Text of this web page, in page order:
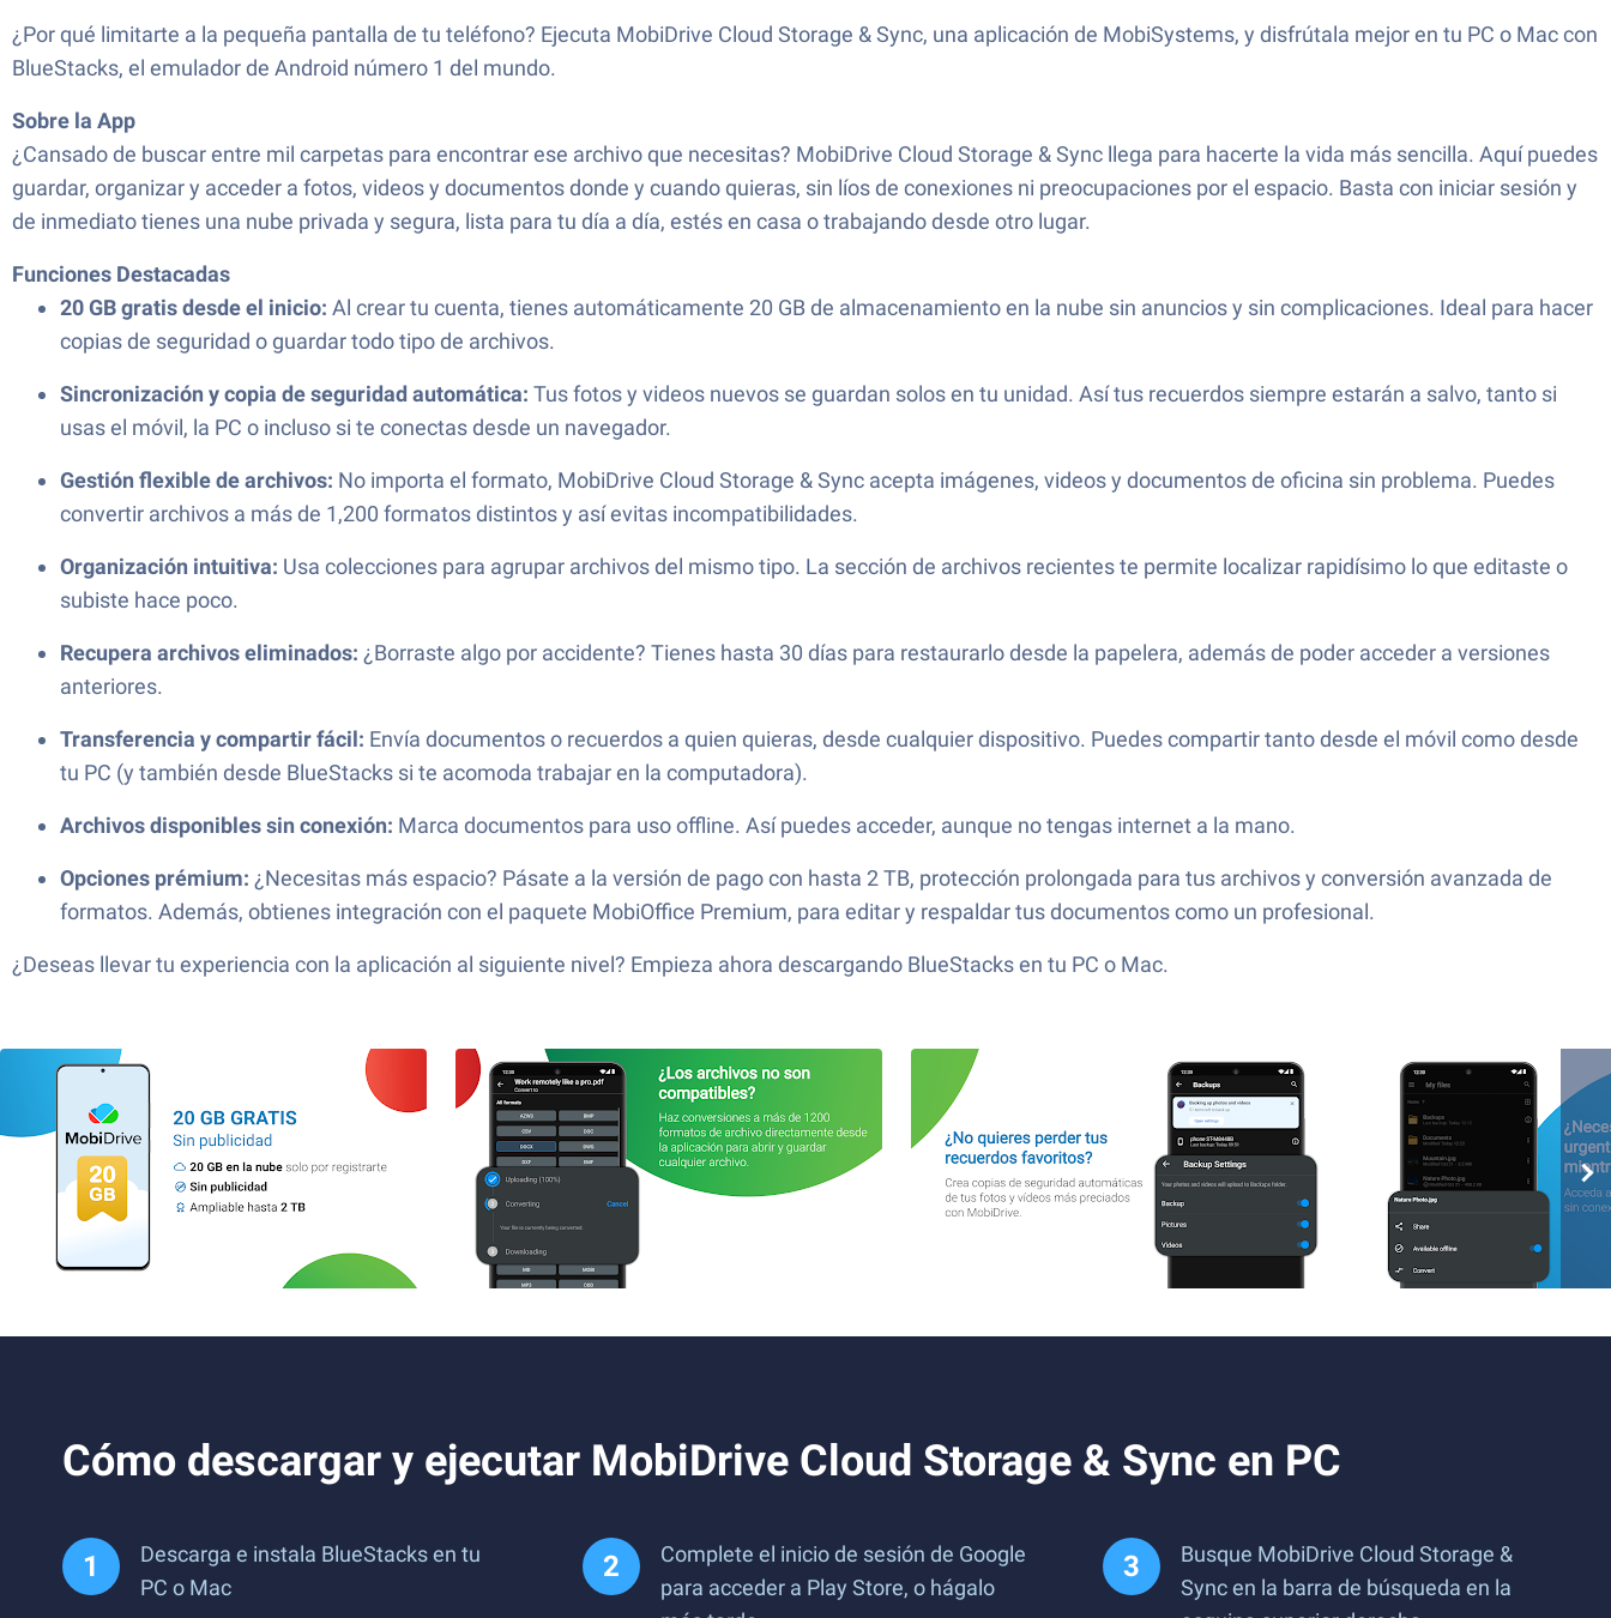
¿Por qué limitarte a la pequeña pantalla de tu teléfono? Ejecuta MobiDrive Cloud Storage & Sync, una aplicación de MobiSystems, y disfrútala mejor en tu PC o Mac con
BlueStacks, el emulador de Android número 1 del mundo.
Sobre la App
¿Cansado de buscar entre mil carpetas para encontrar ese archivo que necesitas? MobiDrive Cloud Storage & Sync llega para hacerte la vida más sencilla. Aquí puedes
guardar, organizar y acceder a fotos, videos y documentos donde y cuando quieras, sin líos de conexiones ni preocupaciones por el espacio. Basta con iniciar sesión y
de inmediato tienes una nube privada y segura, lista para tu día a día, estés en casa o trabajando desde otro lugar.
Funciones Destacadas
20 GB gratis desde el inicio: Al crear tu cuenta, tienes automáticamente 20 GB de almacenamiento en la nube sin anuncios y sin complicaciones. Ideal para hacer
copias de seguridad o guardar todo tipo de archivos.
Sincronización y copia de seguridad automática: Tus fotos y videos nuevos se guardan solos en tu unidad. Así tus recuerdos siempre estarán a salvo, tanto si
usas el móvil, la PC o incluso si te conectas desde un navegador.
Gestión flexible de archivos: No importa el formato, MobiDrive Cloud Storage & Sync acepta imágenes, videos y documentos de oficina sin problema. Puedes
convertir archivos a más de 1,200 formatos distintos y así evitas incompatibilidades.
Organización intuitiva: Usa colecciones para agrupar archivos del mismo tipo. La sección de archivos recientes te permite localizar rapidísimo lo que editaste o
subiste hace poco.
Recupera archivos eliminados: ¿Borraste algo por accidente? Tienes hasta 30 días para restaurarlo desde la papelera, además de poder acceder a versiones
anteriores.
Transferencia y compartir fácil: Envía documentos o recuerdos a quien quieras, desde cualquier dispositivo. Puedes compartir tanto desde el móvil como desde
tu PC (y también desde BlueStacks si te acomoda trabajar en la computadora).
Archivos disponibles sin conexión: Marca documentos para uso offline. Así puedes acceder, aunque no tengas internet a la mano.
Opciones prémium: ¿Necesitas más espacio? Pásate a la versión de pago con hasta 2 TB, protección prolongada para tus archivos y conversión avanzada de
formatos. Además, obtienes integración con el paquete MobiOffice Premium, para editar y respaldar tus documentos como un profesional.
¿Deseas llevar tu experiencia con la aplicación al siguiente nivel? Empieza ahora descargando BlueStacks en tu PC o Mac.
Cómo descargar y ejecutar MobiDrive Cloud Storage & Sync en PC
Descarga e instala BlueStacks en tu
PC o Mac
Complete el inicio de sesión de Google
para acceder a Play Store, o hágalo
Busque MobiDrive Cloud Storage &
Sync en la barra de búsqueda en la